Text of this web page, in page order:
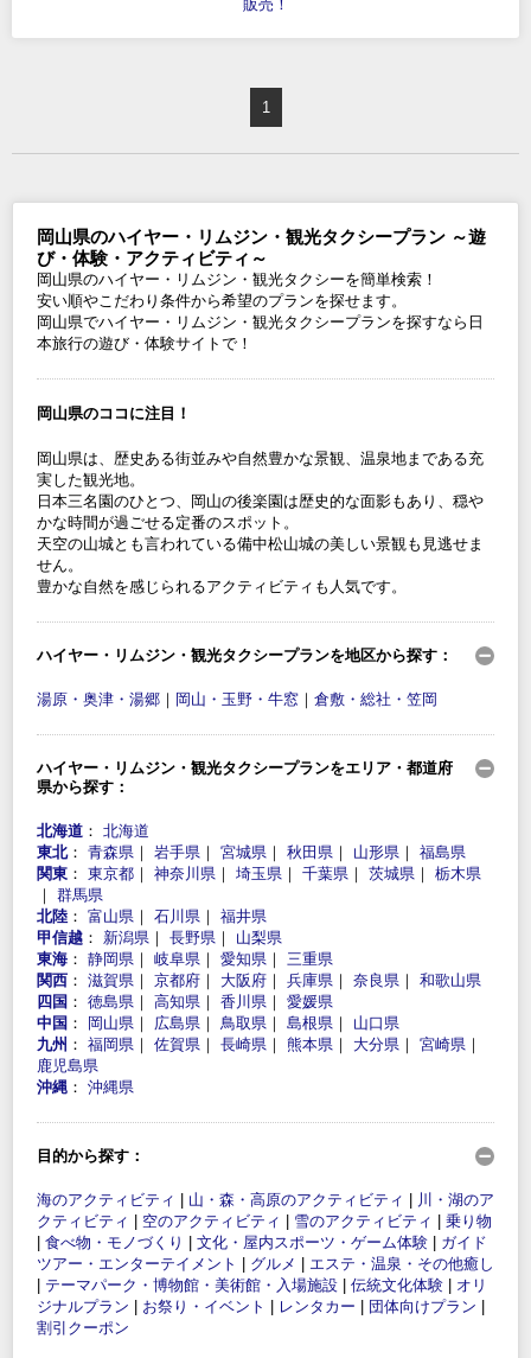
販売！
1
岡山県のハイヤー・リムジン・観光タクシープラン ～遊
び・体験・アクティビティ～
岡山県のハイヤー・リムジン・観光タクシーを簡単検索！
安い順やこだわり条件から希望のプランを探せます。
岡山県でハイヤー・リムジン・観光タクシープランを探すなら日
本旅行の遊び・体験サイトで！
岡山県のココに注目！
岡山県は、歴史ある街並みや自然豊かな景観、温泉地まである充
実した観光地。
日本三名園のひとつ、岡山の後楽園は歴史的な面影もあり、穏や
かな時間が過ごせる定番のスポット。
天空の山城とも言われている備中松山城の美しい景観も見逃せま
せん。
豊かな自然を感じられるアクティビティも人気です。
ハイヤー・リムジン・観光タクシープランを地区から探す：
湯原・奥津・湯郷 ｜ 岡山・玉野・牛窓 ｜ 倉敷・総社・笠岡
ハイヤー・リムジン・観光タクシープランをエリア・都道府
県から探す：
北海道 ： 北海道
東北： 青森県 ｜ 岩手県 ｜ 宮城県 ｜ 秋田県 ｜ 山形県 ｜ 福島県
関東 ： 東京都 ｜ 神奈川県 ｜ 埼玉県 ｜ 千葉県 ｜ 茨城県 ｜ 栃木県
｜ 群馬県
北陸 ： 富山県 ｜ 石川県 ｜ 福井県
甲信越 ： 新潟県 ｜ 長野県 ｜ 山梨県
東海 ： 静岡県 ｜ 岐阜県 ｜ 愛知県 ｜ 三重県
関西 ： 滋賀県 ｜ 京都府 ｜ 大阪府 ｜ 兵庫県 ｜ 奈良県 ｜ 和歌山県
四国 ： 徳島県 ｜ 高知県 ｜ 香川県 ｜ 愛媛県
中国 ： 岡山県 ｜ 広島県 ｜ 鳥取県 ｜ 島根県 ｜ 山口県
九州 ： 福岡県 ｜ 佐賀県 ｜ 長崎県 ｜ 熊本県 ｜ 大分県 ｜ 宮崎県 ｜
鹿児島県
沖縄 ： 沖縄県
目的から探す：
海のアクティビティ 山・森・高原のアクティビティ
川・湖のア
クティビティ
空のアクティビティ 雪のアクティビティ
乗り物
食べ物・モノづくり 文化・屋内スポーツ・ゲーム体験
ガイド
ツアー・エンターテイメント
グルメ
エステ・温泉・その他癒し
テーマパーク・博物館・美術館・入場施設 伝統文化体験
オリ
ジナルプラン
お祭り・イベント レンタカー 団体向けプラン
割引クーポン